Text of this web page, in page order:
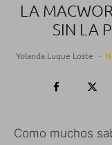
LA
SIN LA
Yolanda Luque Loste ·
Como muchos